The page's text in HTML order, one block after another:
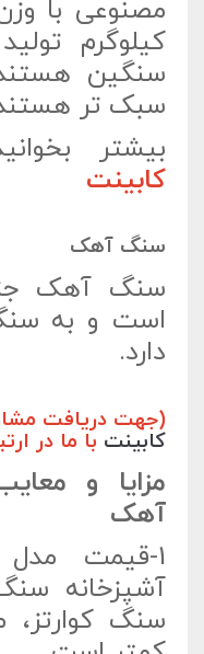
کیلوگرم
سنگین
سبک تر
بیشتر
کابینت
سنگ آهک
سنگ آهک
است و به
دارد.
(جهت دریافت
کابینت با ما در ارتباط
مزایا و
آهک
1-قیمت مدل
آشپزخانه
سنگ